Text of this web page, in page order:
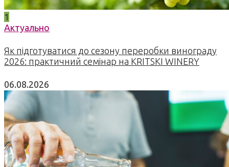
1
Актуально
Як підготуватися до сезону переробки винограду
2026: практичний семінар на KRITSKI WINERY
06.08.2026